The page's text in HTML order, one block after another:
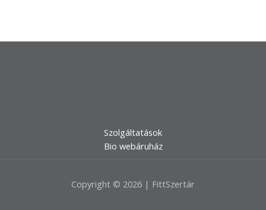
Szolgáltatások
Bio webáruház
Copyright © 2026 | FittSzertár